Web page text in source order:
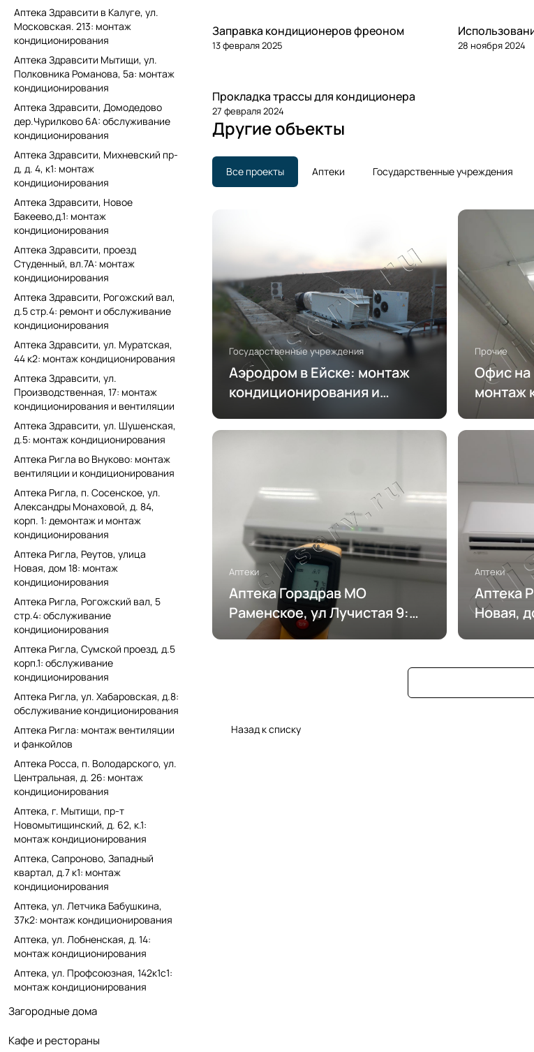
Заправка кондиционеров фреоном
13 февраля 2025 28 ноября 2024
Прокладка трассы для кондиционера
27 февраля 2024
Другие объекты
Все проекты Аптеки Государственные учреждения
Государственные учреждения
Аэродром в Ейске: монтаж
кондиционирования и
Прочие
Офис на
монтаж
и
Аптеки
Аптека Горздрав МО
Раменское, ул Лучистая 9:
обслуживание
Аптеки
Аптека
Новая,
Назад к списку
Аптека Здравсити в Калуге, ул.
Московская. 213: монтаж
кондиционирования
Аптека Здравсити Мытищи, ул.
Полковника Романова, 5а: монтаж
кондиционирования
Аптека Здравсити, Домодедово
дер.Чурилково 6А: обслуживание
кондиционирования
Аптека Здравсити, Михневский пр-
д, д. 4, к1: монтаж
кондиционирования
Аптека Здравсити, Новое
Бакеево,д.1: монтаж
кондиционирования
Аптека Здравсити, проезд
Студенный, вл.7А: монтаж
кондиционирования
Аптека Здравсити, Рогожский вал,
д.5 стр.4: ремонт и обслуживание
кондиционирования
Аптека Здравсити, ул. Муратская,
44 к2: монтаж кондиционирования
Аптека Здравсити, ул.
Производственная, 17: монтаж
кондиционирования и вентиляции
Аптека Здравсити, ул. Шушенская,
д.5: монтаж кондиционирования
Аптека Ригла во Внуково: монтаж
вентиляции и кондиционирования
Аптека Ригла, п. Сосенское, ул.
Александры Монаховой, д. 84,
корп. 1: демонтаж и монтаж
кондиционирования
Аптека Ригла, Реутов, улица
Новая, дом 18: монтаж
кондиционирования
Аптека Ригла, Рогожский вал, 5
стр.4: обслуживание
кондиционирования
Аптека Ригла, Сумской проезд, д.5
корп.1: обслуживание
кондиционирования
Аптека Ригла, ул. Хабаровская, д.8:
обслуживание кондиционирования
Аптека Ригла: монтаж вентиляции
и фанкойлов
Аптека Росса, п. Володарского, ул.
Центральная, д. 26: монтаж
кондиционирования
Аптека, г. Мытищи, пр-т
Новомытищинский, д. 62, к.1:
монтаж кондиционирования
Аптека, Сапроново, Западный
квартал, д.7 к1: монтаж
кондиционирования
Аптека, ул. Летчика Бабушкина,
37к2: монтаж кондиционирования
Аптека, ул. Лобненская, д. 14:
монтаж кондиционирования
Аптека, ул. Профсоюзная, 142к1с1:
монтаж кондиционирования
Загородные дома
Кафе и рестораны